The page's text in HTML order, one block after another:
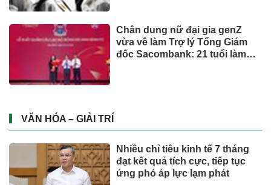
Chân dung nữ đại gia genZ
vừa về làm Trợ lý Tổng Giám
đốc Sacombank: 21 tuổi làm
VĂN HÓA – GIẢI TRÍ
Nhiều chỉ tiêu kinh tế 7 tháng
đạt kết quả tích cực, tiếp tục
ứng phó áp lực lạm phát